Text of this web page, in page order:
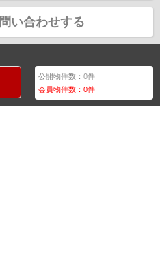
い合わせする
公開物件数：0件
会員物件数：0件